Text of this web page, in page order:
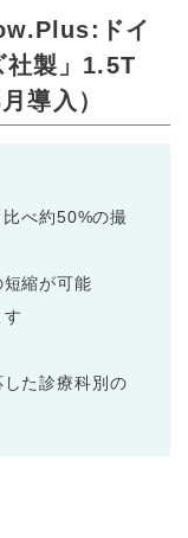
ドイ
社製」1.5T
導入）
べ約50%の撮
縮が可能
た診療科別の